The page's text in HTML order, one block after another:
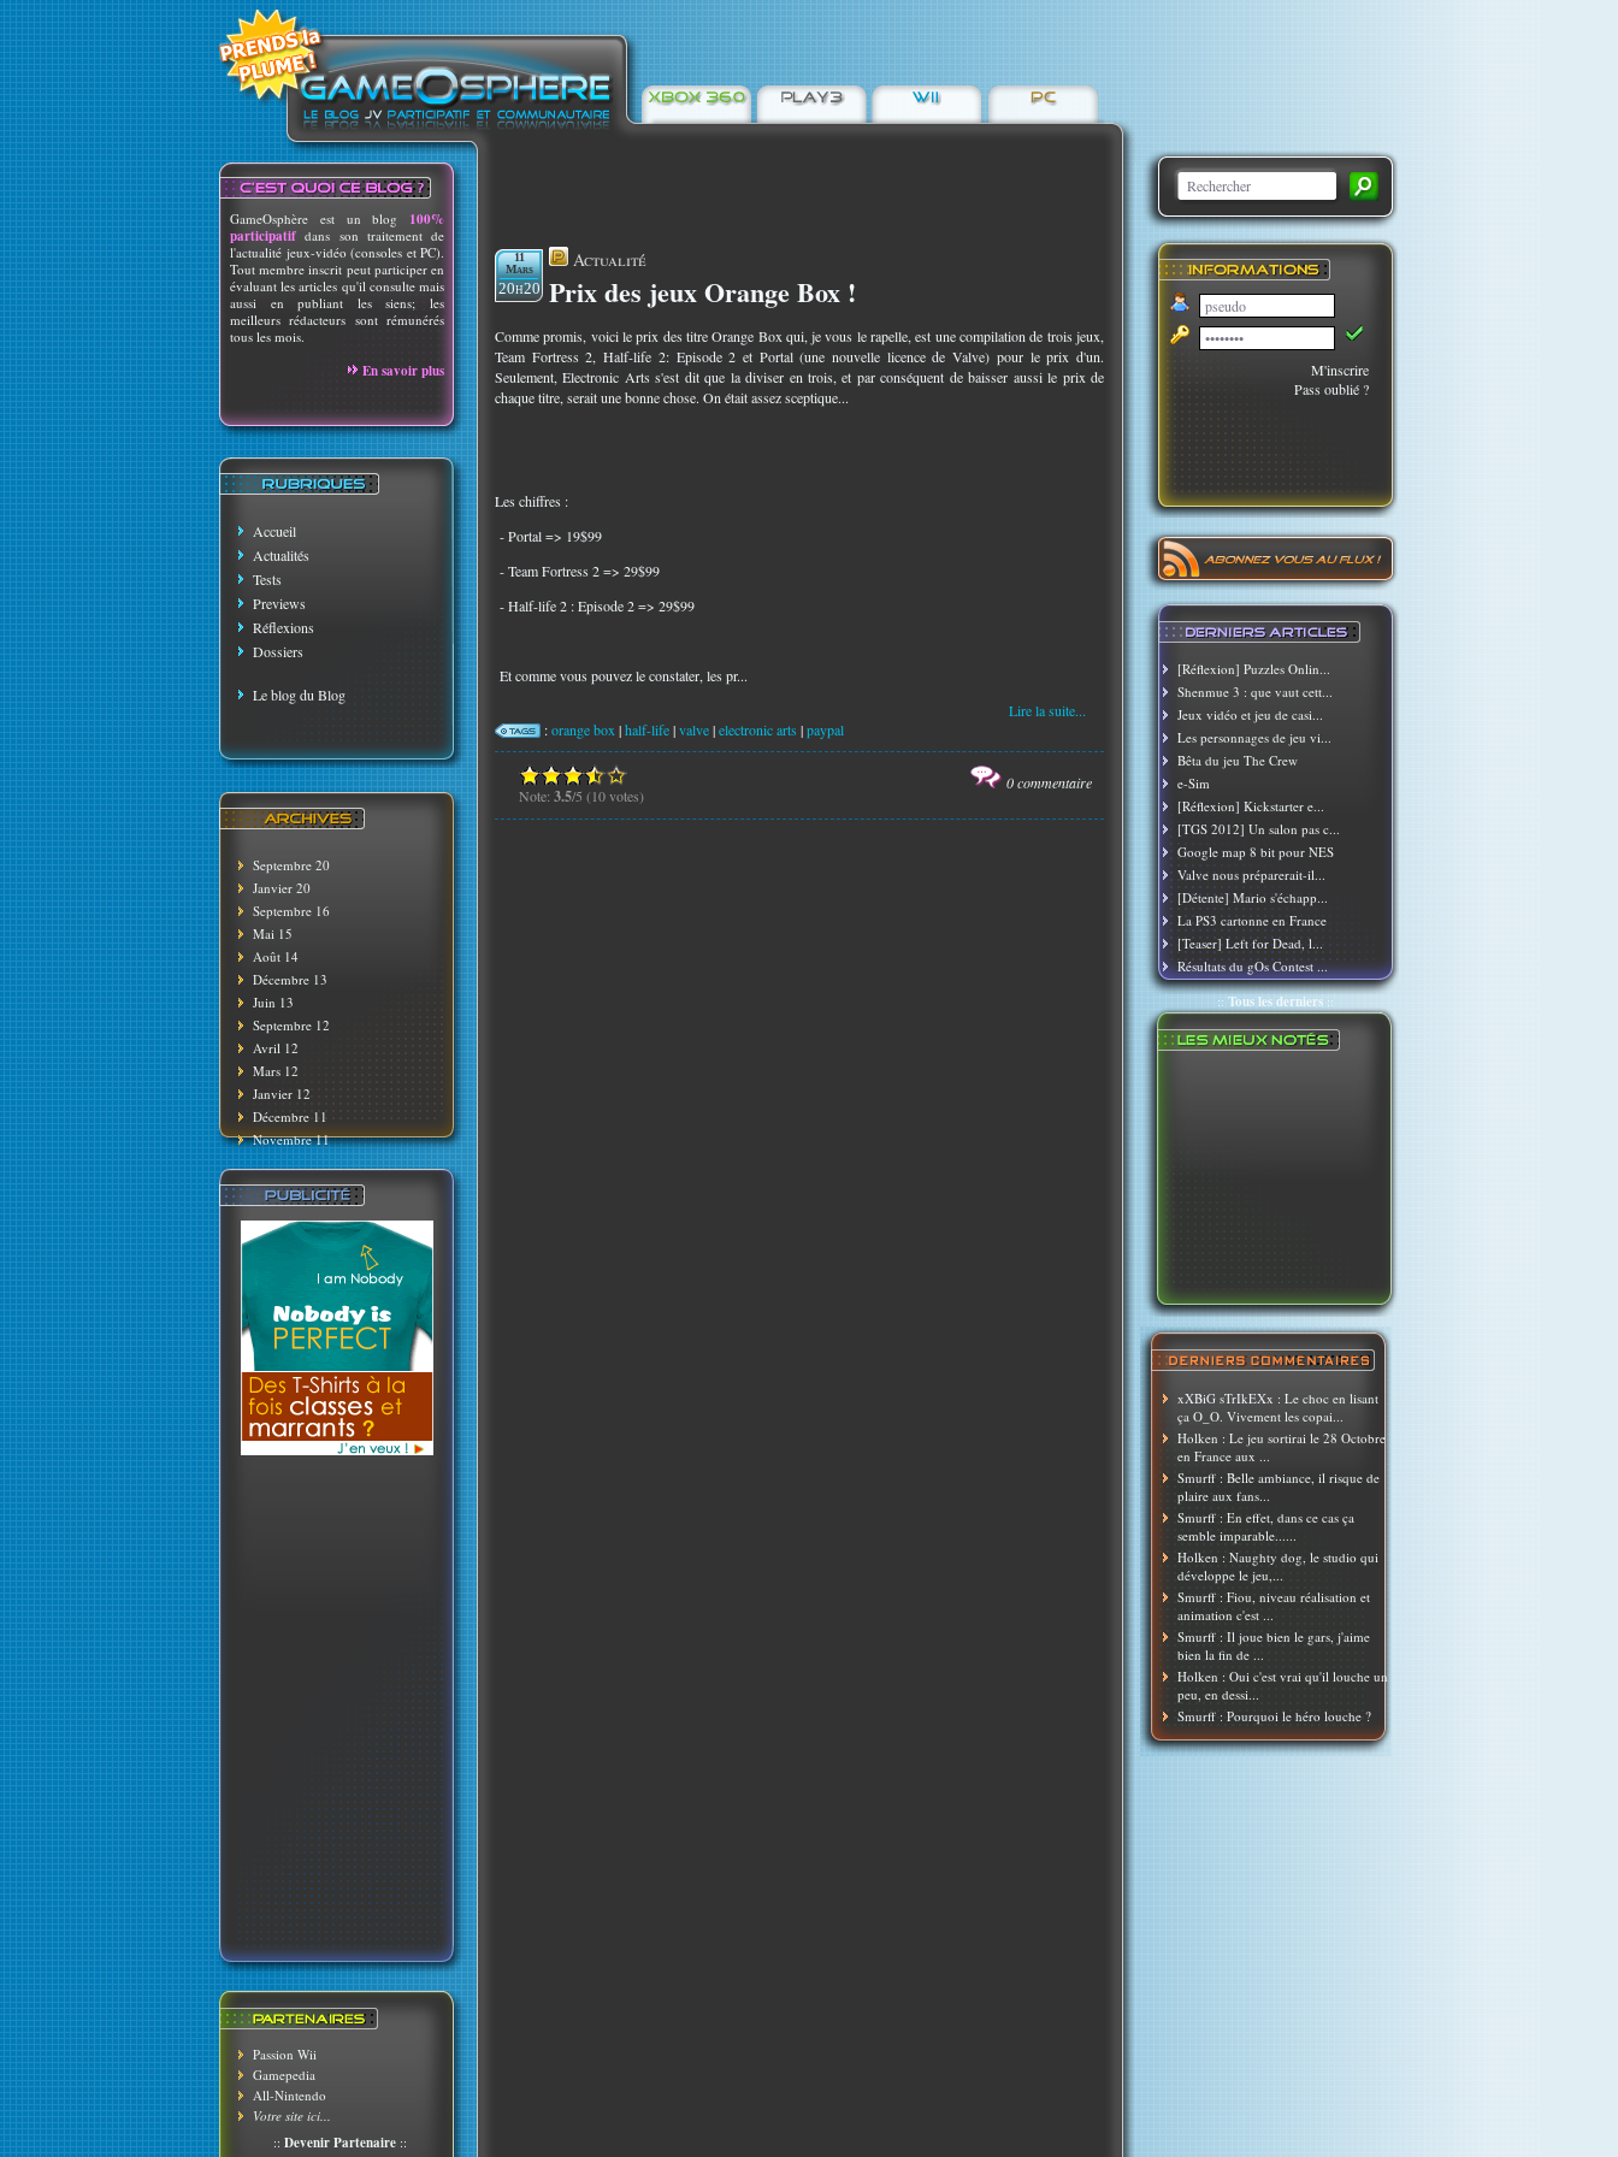
GameOsphère est un blog 100%
participatif dans son traitement de
l'actualité jeux-vidéo (consoles et PC).
Tout membre inscrit peut participer en
évaluant les articles qu'il consulte mais
aussi en publiant les siens; les
meilleurs rédacteurs sont rémunérés
tous les mois.
En savoir plus
Accueil
Actualités
Tests
Previews
Réflexions
Dossiers
Le blog du Blog
Septembre 20
Janvier 20
Septembre 16
Mai 15
Août 14
Décembre 13
Juin 13
Septembre 12
Avril 12
Mars 12
Janvier 12
Décembre 11
Novembre 11
Passion Wii
Gamepedia
All-Nintendo
Votre site ici...
:: Devenir Partenaire ::
M'inscrire
Pass oublié ?
[Réflexion] Puzzles Onlin...
Shenmue 3 : que vaut cett...
Jeux vidéo et jeu de casi...
Les personnages de jeu vi...
Bêta du jeu The Crew
e-Sim
[Réflexion] Kickstarter e...
[TGS 2012] Un salon pas c...
Google map 8 bit pour NES
Valve nous préparerait-il...
[Détente] Mario s'échapp...
La PS3 cartonne en France
[Teaser] Left for Dead, l...
Résultats du gOs Contest ...
:: Tous les derniers::
xXBiG sTrIkEXx : Le choc en lisant
ça O_O. Vivement les copai...
Holken : Le jeu sortirai le 28 Octobre
en France aux ...
Smurff : Belle ambiance, il risque de
plaire aux fans...
Smurff : En effet, dans ce cas ça
semble imparable......
Holken : Naughty dog, le studio qui
développe le jeu,...
Smurff : Fiou, niveau réalisation et
animation c'est ...
Smurff : Il joue bien le gars, j'aime
bien la fin de ...
Holken : Oui c'est vrai qu'il louche un
peu, en dessi...
Smurff : Pourquoi le héro louche ?
11
Mars
20h20
Actualité
Prix des jeux Orange Box !
Comme promis, voici le prix des titre Orange Box qui, je vous le rapelle, est une compilation de trois jeux,
Team Fortress 2, Half-life 2: Episode 2 et Portal (une nouvelle licence de Valve) pour le prix d'un.
Seulement, Electronic Arts s'est dit que la diviser en trois, et par conséquent de baisser aussi le prix de
chaque titre, serait une bonne chose. On était assez sceptique...
Les chiffres :
- Portal => 19$99
- Team Fortress 2 => 29$99
- Half-life 2 : Episode 2 => 29$99
Et comme vous pouvez le constater, les pr...
Lire la suite...
:orange box |half-life|valve|electronic arts |paypal
0 commentaire
Note: 3.5/5 (10 votes)